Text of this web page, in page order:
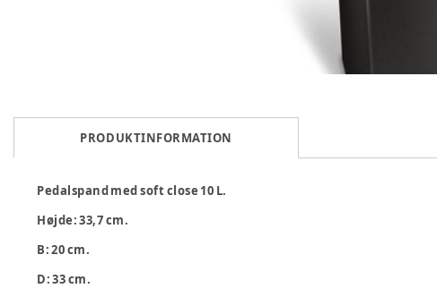
PRODUKTINFORMATION
Pedalspand med soft close 10 L.
Højde: 33,7 cm.
B: 20 cm.
D: 33 cm.